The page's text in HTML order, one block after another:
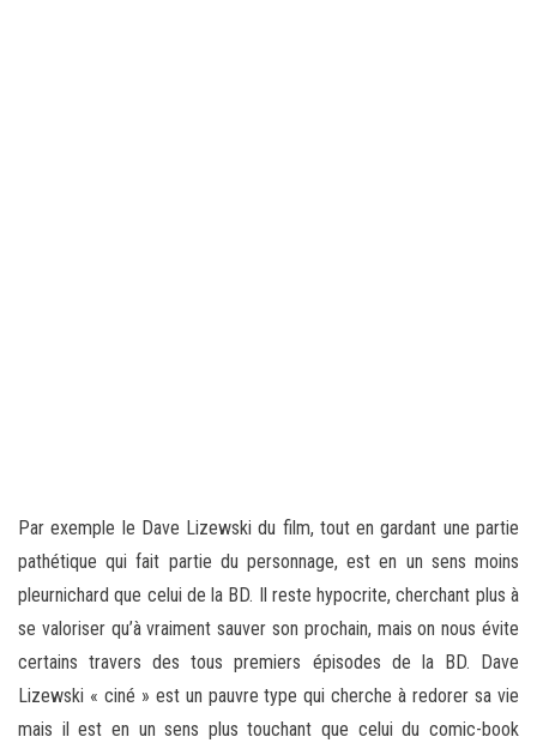
Par exemple le Dave Lizewski du film, tout en gardant une partie
pathétique qui fait partie du personnage, est en un sens moins
pleurnichard que celui de la BD. Il reste hypocrite, cherchant plus à
se valoriser qu’à vraiment sauver son prochain, mais on nous évite
certains travers des tous premiers épisodes de la BD. Dave
Lizewski « ciné » est un pauvre type qui cherche à redorer sa vie
mais il est en un sens plus touchant que celui du comic-book